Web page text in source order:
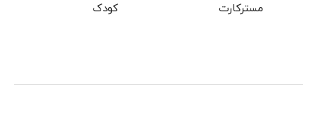
مسترکارت
کودک